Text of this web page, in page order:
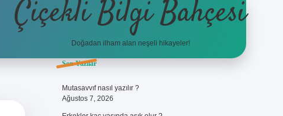
Çiçekli Bilgi Bahçesi
Doğadan ilham alan neşeli hikayeler!
Sidebar
Son Yazılar
Mutasavvıf nasıl yazılır ?
Ağustos 7, 2026